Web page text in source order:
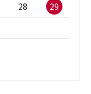
28
29